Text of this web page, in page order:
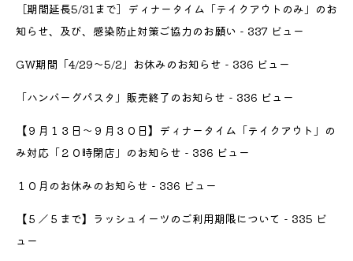
［期間延長5/31まで］ディナータイム「テイクアウトのみ」のお
知らせ、及び、感染防止対策ご協力のお願い - 337 ビュー
GW期間「4/29〜5/2」お休みのお知らせ - 336 ビュー
「ハンバーグパスタ」販売終了のお知らせ - 336 ビュー
【９月１３日〜９月３０日】ディナータイム「テイクアウト」の
み対応「２０時閉店」のお知らせ - 336 ビュー
１０月のお休みのお知らせ - 336 ビュー
【５／５まで】ラッシュイーツのご利用期限について - 335 ビ
ュー